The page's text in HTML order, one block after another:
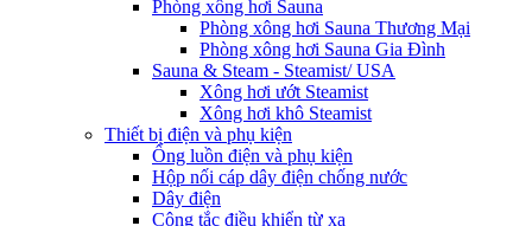
Phòng xông hơi Sauna
Phòng xông hơi Sauna Thương Mại
Phòng xông hơi Sauna Gia Đình
Sauna & Steam - Steamist/ USA
Xông hơi ướt Steamist
Xông hơi khô Steamist
Thiết bị điện và phụ kiện
Ống luồn điện và phụ kiện
Hộp nối cáp dây điện chống nước
Dây điện
Công tắc điều khiển từ xa